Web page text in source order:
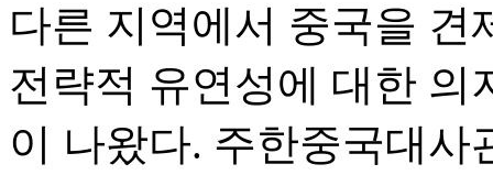
다른 지역에서 중국을
전략적 유연성에 대한 의
이 나왔다. 주한중국대